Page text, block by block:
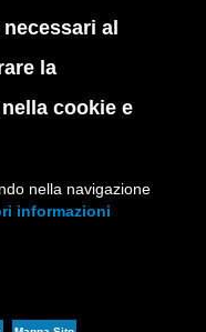
al
la
cookie e
nella navigazione
informazioni